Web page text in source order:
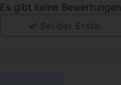
Es gibt keine Bewertungen